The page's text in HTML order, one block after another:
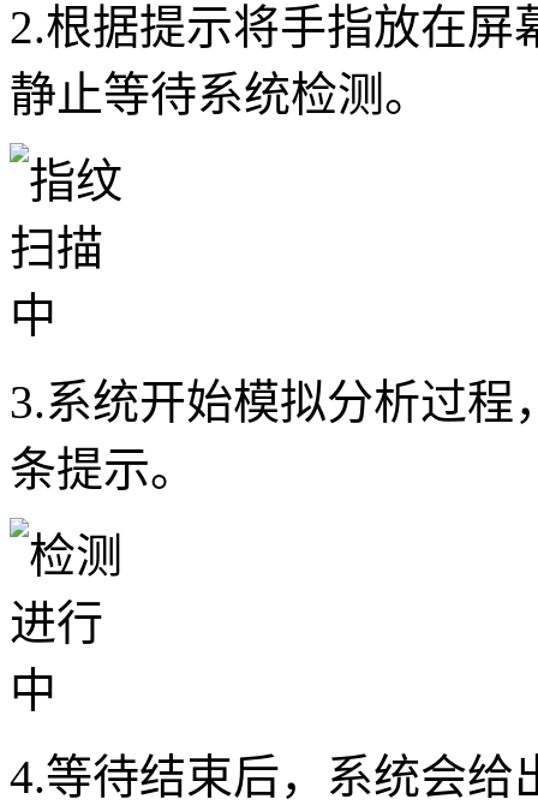
2.根据提示将手指放在
静止等待系统检测。
3.系统开始模拟分析过
条提示。
4.等待结束后，系统会给